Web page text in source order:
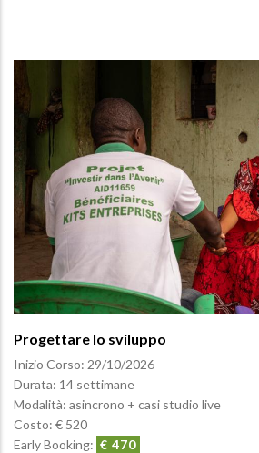
Progettare lo sviluppo
Inizio Corso: 29/10/2026
Durata: 14 settimane
Modalità: asincrono + casi studio live
Costo: € 520
Early Booking: € 470